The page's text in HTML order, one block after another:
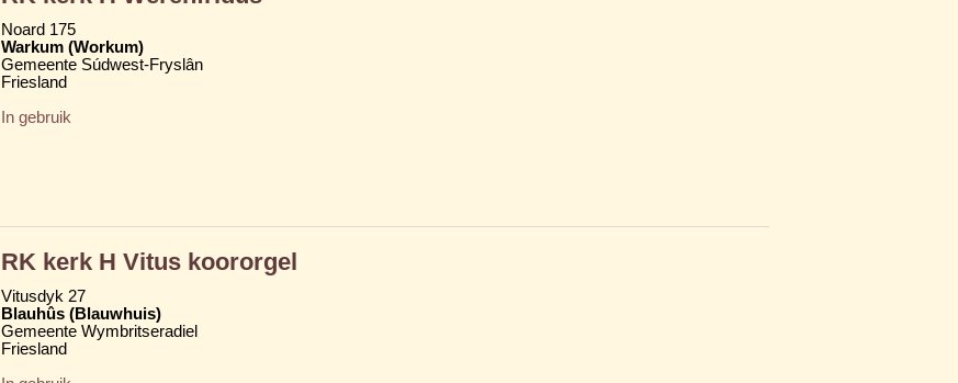
Noard 175
Warkum (Workum)
Gemeente Súdwest-Fryslân
Friesland
In gebruik
RK kerk H Vitus koororgel
Vitusdyk 27
Blauhûs (Blauwhuis)
Gemeente Wymbritseradiel
Friesland